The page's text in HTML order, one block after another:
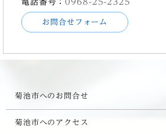
お問合せフォーム
菊池市へのお問合せ
菊池市へのアクセス